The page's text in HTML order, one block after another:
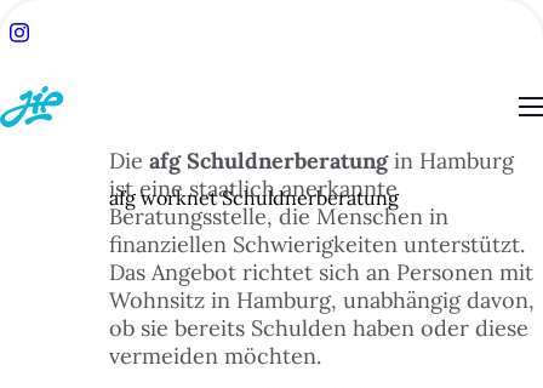
SUCHE
afg worknet Schuldnerberatung
Die afg Schuldnerberatungin Hamburg
ist eine staatlich anerkannte
Beratungsstelle, die Menschen in
finanziellen Schwierigkeiten unterstützt.
Das Angebot richtet sich an Personen mit
Wohnsitz in Hamburg, unabhängig davon,
ob sie bereits Schulden haben oder diese
vermeiden möchten.